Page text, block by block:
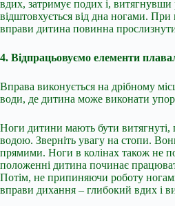
вдих, затримує подих і, витягнувши
відштовхується від дна ногами.
вправи дитина повинна прослизнути
4. Відпрацьовуємо елементи
Вправа виконується на дрібному
води, де дитина може виконати
Ноги дитини мають бути витягнуті,
водою. Зверніть увагу на стопи.
прямими. Ноги в колінах також не
положенні дитина починає
Потім, не припиняючи роботу
вправи дихання – глибокий вдих і